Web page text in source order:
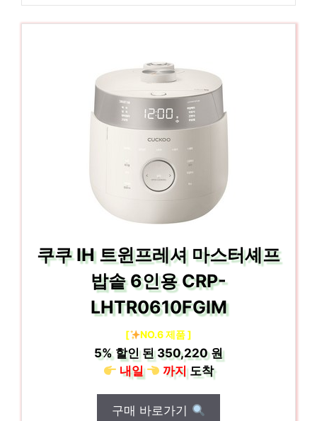
쿠쿠 IH 트윈프레셔 마스터셰프
밥솥 6인용 CRP-
LHTR0610FGIM
[ NO.6 제품 ]
5%할인 된350,220 원
내일
까지도착
구매 바로가기